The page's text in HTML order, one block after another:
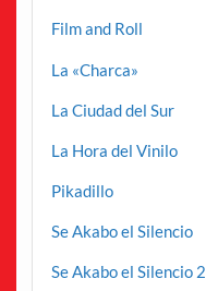
Film and Roll
La «Charca»
La Ciudad del Sur
La Hora del Vinilo
Pikadillo
Se Akabo el Silencio
Se Akabo el Silencio 2